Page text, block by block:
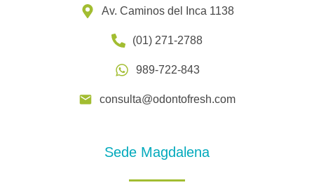
Av. Caminos del Inca 1138
(01) 271-2788
989-722-843
consulta@odontofresh.com
Sede Magdalena